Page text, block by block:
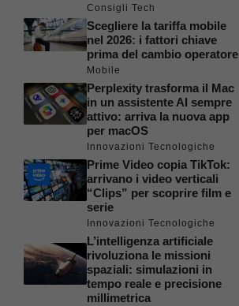
Consigli Tech
Scegliere la tariffa mobile
nel 2026: i fattori chiave
prima del cambio operatore
Mobile
Perplexity trasforma il Mac
in un assistente AI sempre
attivo: arriva la nuova app
per macOS
Innovazioni Tecnologiche
Prime Video copia TikTok:
arrivano i video verticali
“Clips” per scoprire film e
serie
Innovazioni Tecnologiche
L’intelligenza artificiale
rivoluziona le missioni
spaziali: simulazioni in
tempo reale e precisione
millimetrica